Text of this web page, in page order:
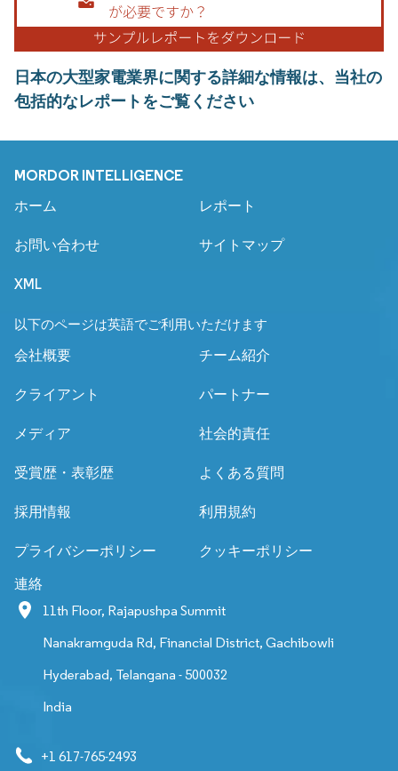
日本の大型家電業界に関する詳細な情報は、当社の
包括的なレポートをご覧ください
MORDOR INTELLIGENCE
ホーム レポート
お問い合わせ サイトマップ
XML
以下のページは英語でご利用いただけます
会社概要 チーム紹介
クライアント パートナー
メディア 社会的責任
受賞歴・表彰歴 よくある質問
採用情報 利用規約
プライバシーポリシー クッキーポリシー
連絡
11th Floor, Rajapushpa Summit
Nanakramguda Rd, Financial District, Gachibowli
Hyderabad, Telangana - 500032
India
+1 617-765-2493